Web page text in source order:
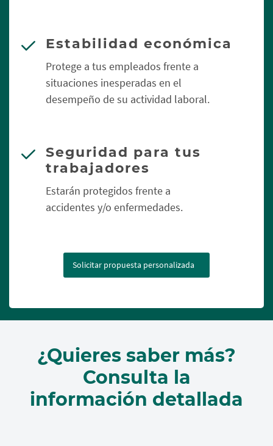
Estabilidad económica
Protege a tus empleados frente a
situaciones inesperadas en el
desempeño de su actividad laboral.
Seguridad para tus
trabajadores
Estarán protegidos frente a
accidentes y/o enfermedades.
Solicitar propuesta personalizada
¿Quieres saber más?
Consulta la
información detallada